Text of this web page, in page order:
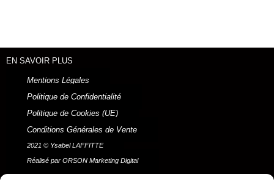
EN SAVOIR PLUS
Mentions Légales
Politique de Confidentialité
Politique de Cookies (UE)
Conditions Générales de Vente
2021 © Ysabel LAFFITTE
Réalisé par ORSON Marketing Digital